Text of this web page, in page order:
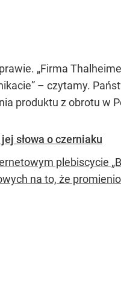
„Firma
– czytamy.
produktu z obrotu w
słowa o czerniaku
plebiscycie
na to, że